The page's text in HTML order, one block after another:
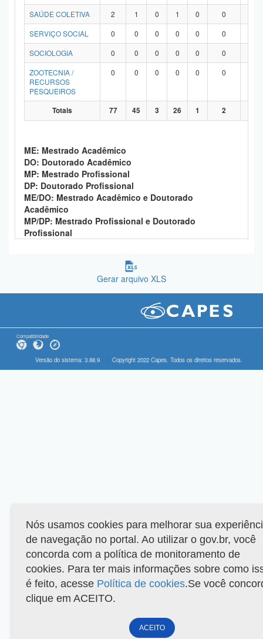
SAÚDE COLETIVA
2 1 0 1 0 0
SERVIÇO SOCIAL
0 0 0 0 0 0
SOCIOLOGIA
0 0 0 0 0 0
ZOOTECNIA /
RECURSOS
PESQUEIROS
0 0 0 0 0 0
Totais 77 45 3 26 1 2
ME: Mestrado Acadêmico
DO: Doutorado Acadêmico
MP: Mestrado Profissional
DP: Doutorado Profissional
ME/DO: Mestrado Acadêmico e Doutorado
Acadêmico
MP/DP: Mestrado Profissional e Doutorado
Profissional
Gerar arquivo XLS
Compatibilidade
Versão do sistema: 3.88.9 Copyright 2022 Capes. Todos os direitos reservados.
Nós usamos cookies para melhorar sua
de navegação no portal. Ao utilizar o gov.br, você
concorda com a política de monitoramento de
cookies. Para ter mais informações sobre como
é feito, acesse Política de cookies.Se você
clique em ACEITO.
ACEITO